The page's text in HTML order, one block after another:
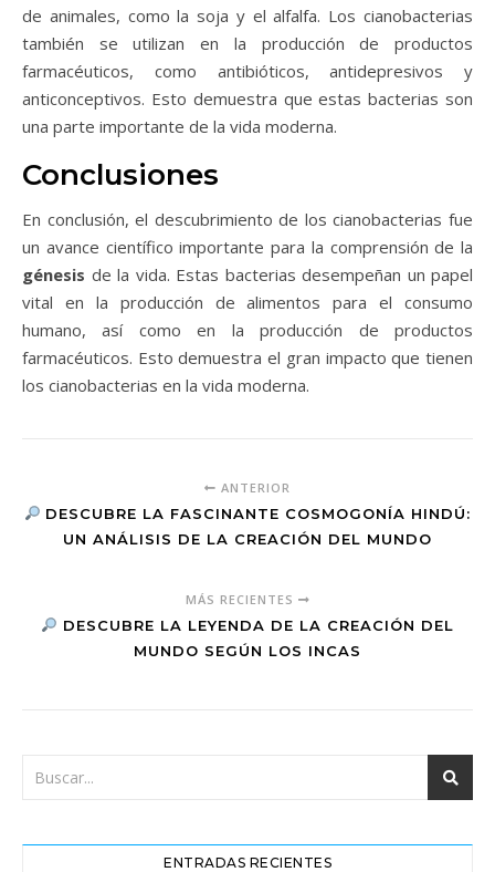
de animales, como la soja y el alfalfa. Los cianobacterias
también se utilizan en la producción de productos
farmacéuticos, como antibióticos, antidepresivos y
anticonceptivos. Esto demuestra que estas bacterias son
una parte importante de la vida moderna.
Conclusiones
En conclusión, el descubrimiento de los cianobacterias fue
un avance científico importante para la comprensión de la
génesis de la vida. Estas bacterias desempeñan un papel
vital en la producción de alimentos para el consumo
humano, así como en la producción de productos
farmacéuticos. Esto demuestra el gran impacto que tienen
los cianobacterias en la vida moderna.
ANTERIOR
DESCUBRE LA FASCINANTE COSMOGONÍA HINDÚ:
UN ANÁLISIS DE LA CREACIÓN DEL MUNDO
MÁS RECIENTES
DESCUBRE LA LEYENDA DE LA CREACIÓN DEL
MUNDO SEGÚN LOS INCAS
ENTRADAS RECIENTES